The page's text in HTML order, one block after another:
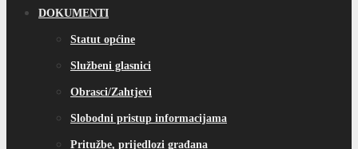
DOKUMENTI
Statut općine
Službeni glasnici
Obrasci/Zahtjevi
Slobodni pristup informacijama
Pritužbe, prijedlozi građana